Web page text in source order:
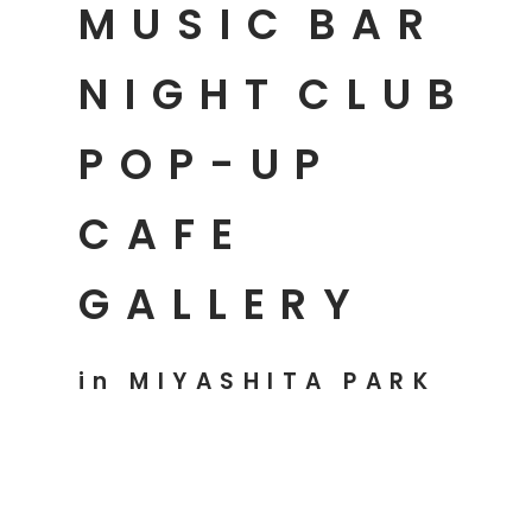
NIGHT CLUB
MUSIC BAR
POP-UP
CAFE
GALLERY
in MIYASHITA PARK